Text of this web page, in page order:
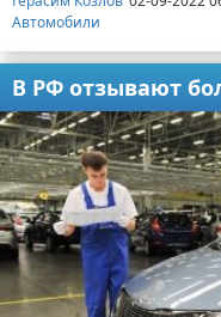
Автомобили
В РФ отзывают